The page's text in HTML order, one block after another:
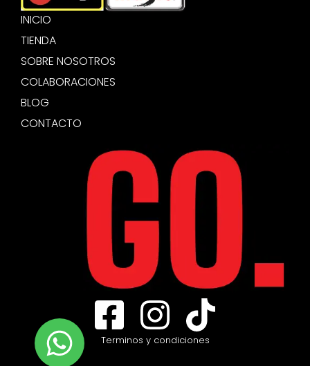
INICIO
TIENDA
SOBRE NOSOTROS
COLABORACIONES
BLOG
CONTACTO
Terminos y condiciones